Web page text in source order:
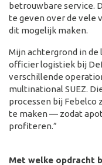
betrouwbare service.
te geven over de vele
dit mogelijk maken.
Mijn achtergrond in de
officier logistiek bij
verschillende
multinational SUEZ.
processen bij
te maken — zodat
profiteren.”
Met welke opdracht